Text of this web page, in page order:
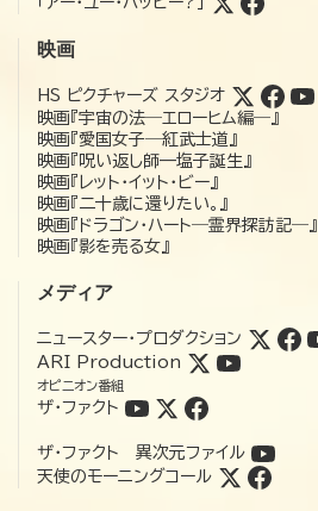
映画
HS ピクチャーズ スタジオ
映画『宇宙の法―エローヒム編―』
映画『愛国女子―紅武士道』
映画『呪い返し師—塩子誕生』
映画『レット・イット・ビー』
映画『二十歳に還りたい。』
映画『ドラゴン・ハート―霊界探訪記―』
映画『影を売る女』
メディア
ニュースター・プロダクション
ARI Production
オピニオン番組
ザ・ファクト
ザ・ファクト 異次元ファイル
天使のモーニングコール